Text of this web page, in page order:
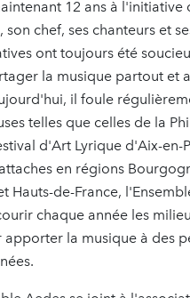
12 ans à l'initiative
son chef, ses chanteurs et
ont toujours été
la musique partout et
il foule
telles que celles de la
d'Art Lyrique d'Aix-en-
en régions
Hauts-de-France,
chaque année les
apporter la musique à des